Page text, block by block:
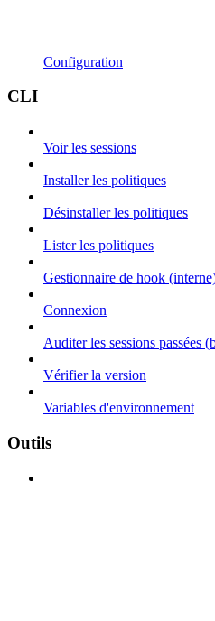
Configuration
CLI
Voir les sessions
Installer les politiques
Désinstaller les politiques
Lister les politiques
Gestionnaire de hook
Connexion
Auditer les sessions passées
Vérifier la version
Variables d'environnement
Outils